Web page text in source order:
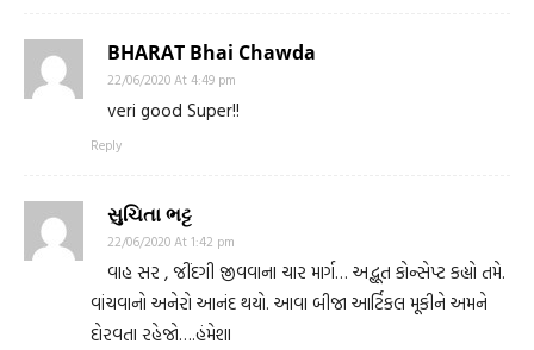
BHARAT Bhai Chawda
22/06/2020 At 4:49 pm
veri good Super!!
Reply
સુચિતા ભટ્ટ
22/06/2020 At 1:42 pm
વાહ સર , જીંદગી જીવવાના ચાર માર્ગ… અદ્ભૂત કોન્સેપ્ટ કહ્યો તમે.
વાંચવાનો અનેરો આનંદ થયો. આવા બીજા આર્ટિકલ મૂકીને અમને
દોરવતા રહેજો….હંમેશા